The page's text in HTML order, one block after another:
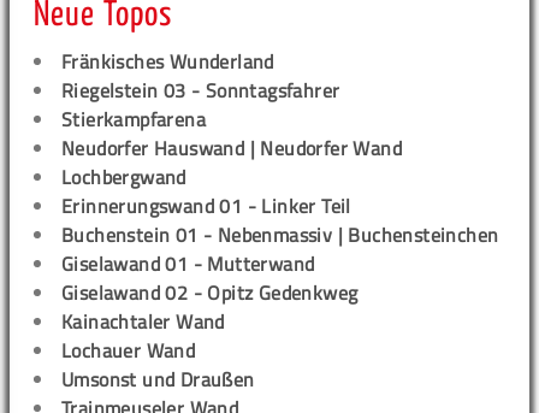
Neue Topos
Fränkisches Wunderland
Riegelstein 03 - Sonntagsfahrer
Stierkampfarena
Neudorfer Hauswand | Neudorfer Wand
Lochbergwand
Erinnerungswand 01 - Linker Teil
Buchenstein 01 - Nebenmassiv | Buchensteinchen
Giselawand 01 - Mutterwand
Giselawand 02 - Opitz Gedenkweg
Kainachtaler Wand
Lochauer Wand
Umsonst und Draußen